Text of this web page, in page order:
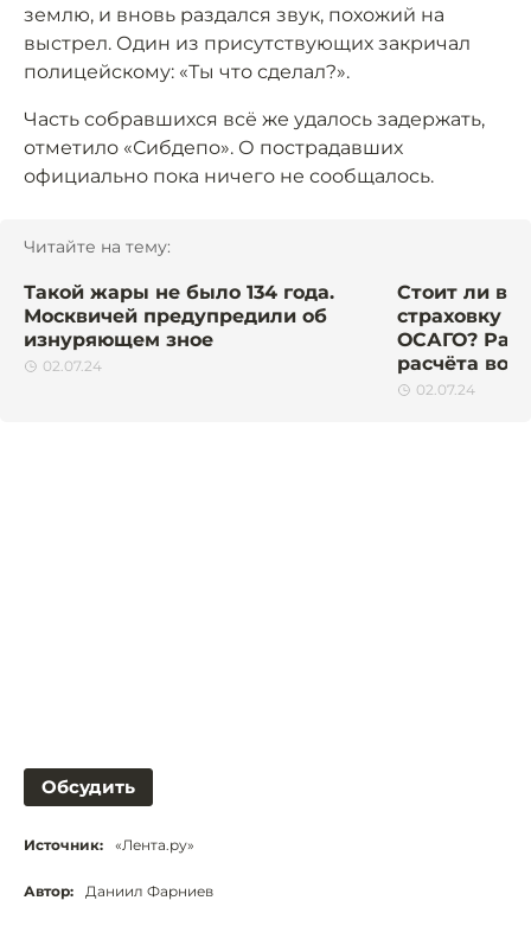
землю, и вновь раздался звук, похожий на
выстрел. Один из присутствующих закричал
полицейскому: «Ты что сделал?».
Часть собравшихся всё же удалось задержать,
отметило «Сибдепо». О пострадавших
официально пока ничего не сообщалось.
Читайте на тему:
Такой жары не было 134 года.
Москвичей предупредили об
изнуряющем зное
02.07.24
Стоит ли
страховку
ОСАГО?
расчёта
02.07.24
Обсудить
Источник: «Лента.ру»
Автор: Даниил Фарниев